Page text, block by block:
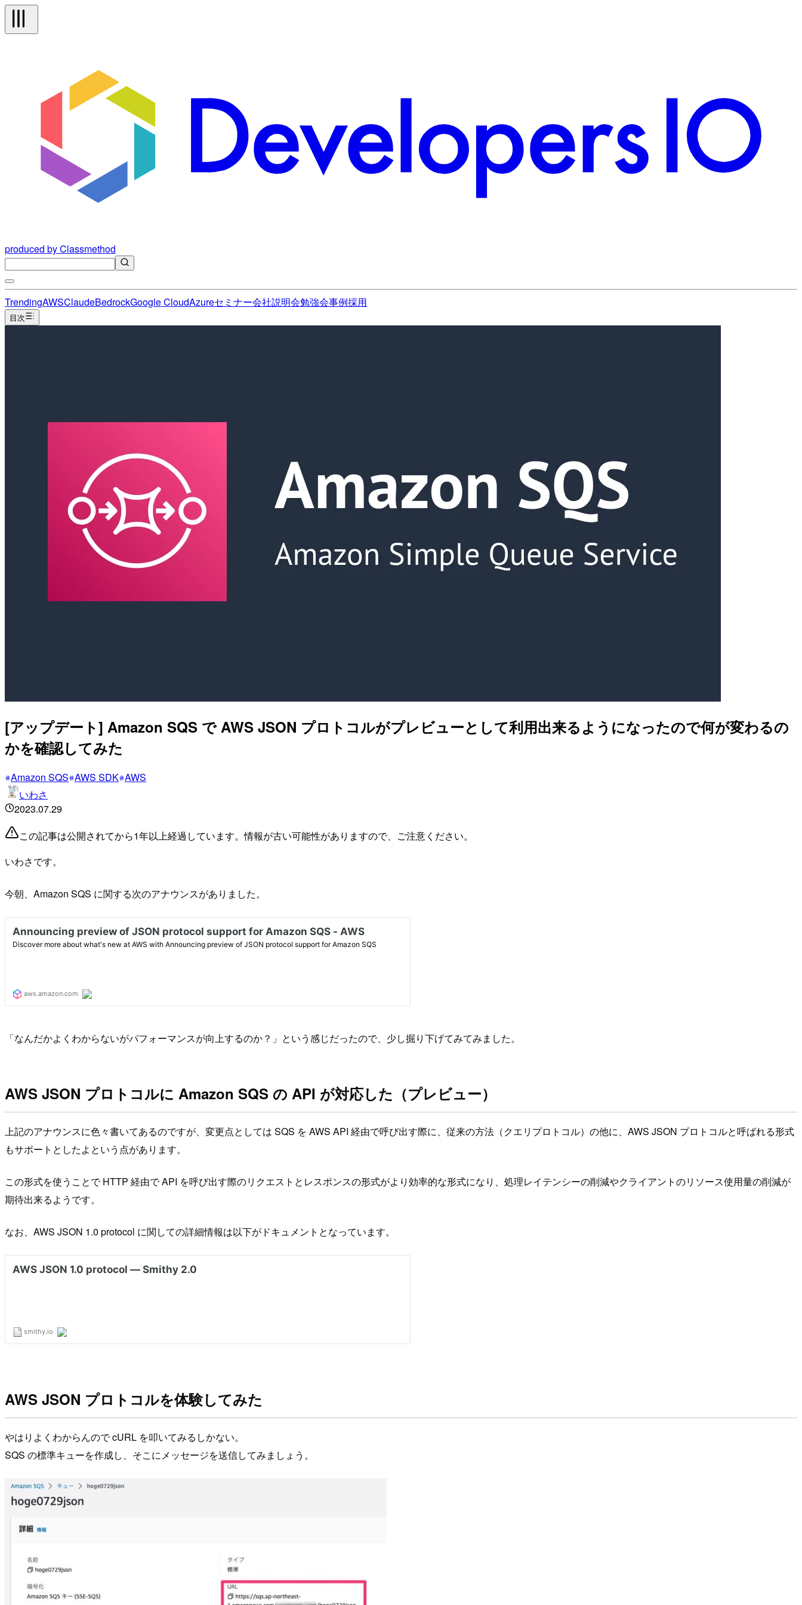
produced by Classmethod
TrendingAWSClaudeBedrockGoogle CloudAzureセミナー会社説明会勉強会事例採用
目次
[アップデート] Amazon SQS で AWS JSON プロトコルがプレビューとして利用出来るようになったので何が変わるの
かを確認してみた
Amazon SQS AWS SDK AWS
いわさ
2023.07.29
この記事は公開されてから1年以上経過しています。情報が古い可能性がありますので、ご注意ください。
いわさです。
今朝、Amazon SQS に関する次のアナウンスがありました。
「なんだかよくわからないがパフォーマンスが向上するのか？」という感じだったので、少し掘り下げてみてみました。
AWS JSON プロトコルに Amazon SQS の API が対応した（プレビュー）
上記のアナウンスに色々書いてあるのですが、変更点としては SQS を AWS API 経由で呼び出す際に、従来の方法（クエリプロトコル）の他に、AWS JSON プロトコルと呼ばれる形式
もサポートとしたよという点があります。
この形式を使うことで HTTP 経由で API を呼び出す際のリクエストとレスポンスの形式がより効率的な形式になり、処理レイテンシーの削減やクライアントのリソース使用量の削減が
期待出来るようです。
なお、AWS JSON 1.0 protocol に関しての詳細情報は以下がドキュメントとなっています。
AWS JSON プロトコルを体験してみた
やはりよくわからんので cURL を叩いてみるしかない。
SQS の標準キューを作成し、そこにメッセージを送信してみましょう。